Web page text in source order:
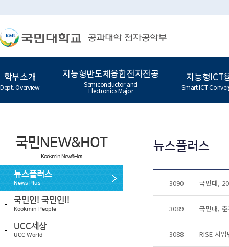
학부소개
Dept. Overview
지능형반도체융합전자전공
Semiconductor and
Electronics Major
지능형ICT
Smart ICT
국민NEW&HOT
Kookmin New&Hot
뉴스플러스
News Plus
국민인! 국민인!!
Kookmin People
UCC세상
UCC World
뉴스플러스
3090 국민대,
3089 국민대,
3088 RISE 사